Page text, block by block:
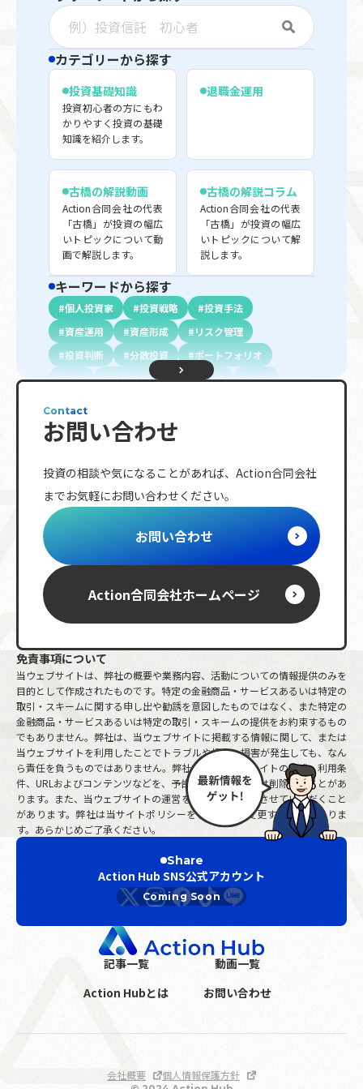
カテゴリーから探す
投資基礎知識
投資初心者の方にもわ
かりやすく投資の基礎
知識を紹介します。
退職金運用
古橋の解説動画
Action合同会社の代表
「古橋」が投資の幅広
いトピックについて動
画で解説します。
古橋の解説コラム
Action合同会社の代表
「古橋」が投資の幅広
いトピックについて解
説します。
キーワードから探す
個人投資家 投資戦略
投資手法
資産運用
資産形成
リスク管理
投資判断
分散投資
ポートフォリオ
株式
リスク分散 長期投資
分析
配当金
投資指標
複利効果
トレンド 相続
ETF
レバレッジ
ボラティリティ
株主優待
日経平均株価
iDeCo
動画 先物取引
S&P
金融政策
保険商品 市場指数
金
Contact
お問い合わせ
投資の相談や気になることがあれば、 Action合同会社
までお気軽にお問い合わせください。
お問い合わせ
Action合同会社ホームページ
免責事項について
当ウェブサイトは、弊社の概要や業務内容、活動についての情報提供のみを
目的として作成されたものです。特定の金融商品・サービスあるいは特定の
取引・スキームに関する申し出や勧誘を意図したものではなく、また特定の
金融商品・サービスあるいは特定の取引・スキームの提供をお約束するもの
でもありません。弊社は、当ウェブサイトに掲載する情報に関して、または
当ウェブサイトを利用したことでトラブルや損失、損害が発生しても、なん
ら責任を負うものではありません。弊社は、当ウェブサイトの構成、利用条
件、URLおよびコンテンツなどを、予告なしに変更または削除することがあ
ります。また、当ウェブサイトの運営を中断または中止させていただくこと
があります。弊社は当サイトポリシーを予告なしに変更することがありま
す。あらかじめご了承ください。
記事一覧
動画一覧
Action Hubとは
お問い合わせ
Share
Action Hub SNS公式アカウント
会社概要 個人情報保護方針